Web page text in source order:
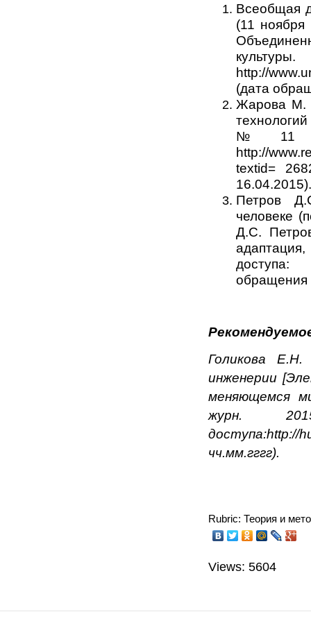
Всеобщая
(11 ноября
http://
(дата
Жарова М.
№11
http://
textid=
16.04.2015).
Петров
человеке
Д.С.
доступа:
обращения
Голикова Е.Н.
инженерии [
меняющемся
журн.
доступа:http://
чч.мм.гггг).
Rubric: Теория и
Views: 5604